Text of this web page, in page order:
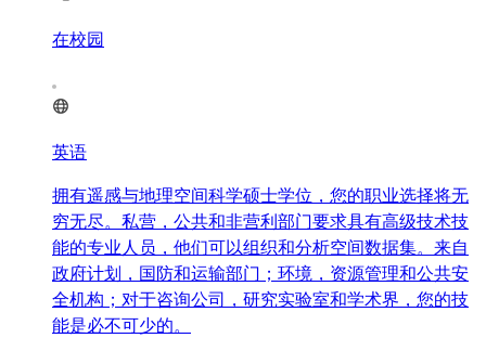
在校园
英语
拥有遥感与地理空间科学硕士学位，您的职业选择将无
穷无尽。私营，公共和非营利部门要求具有高级技术技
能的专业人员，他们可以组织和分析空间数据集。来自
政府计划，国防和运输部门；环境，资源管理和公共安
全机构；对于咨询公司，研究实验室和学术界，您的技
能是必不可少的。